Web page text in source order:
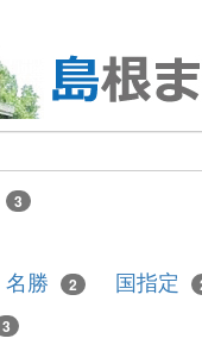
3
名勝 2 国指定
3